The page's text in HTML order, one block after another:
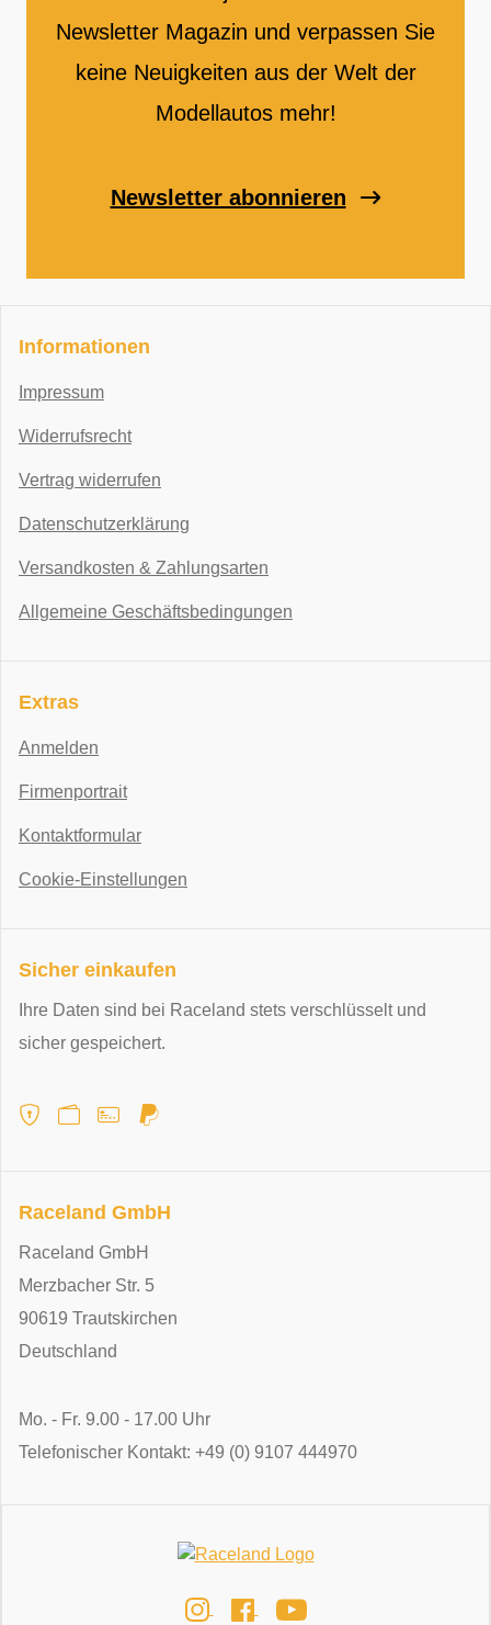
Newsletter Magazin und verpassen Sie
keine Neuigkeiten aus der Welt der
Modellautos mehr!
Newsletter abonnieren
Informationen
Impressum
Widerrufsrecht
Vertrag widerrufen
Datenschutzerklärung
Versandkosten & Zahlungsarten
Allgemeine Geschäftsbedingungen
Extras
Anmelden
Firmenportrait
Kontaktformular
Cookie-Einstellungen
Sicher einkaufen
Ihre Daten sind bei Raceland stets verschlüsselt und
sicher gespeichert.
Raceland GmbH
Raceland GmbH
Merzbacher Str. 5
90619 Trautskirchen
Deutschland
Mo. - Fr. 9.00 - 17.00 Uhr
Telefonischer Kontakt: +49 (0) 9107 444970